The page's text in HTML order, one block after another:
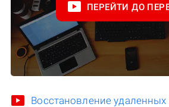
ПЕРЕЙТИ ДО
Восстановление